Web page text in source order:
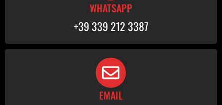
WHATSAPP
+39 339 212 3387
EMAIL